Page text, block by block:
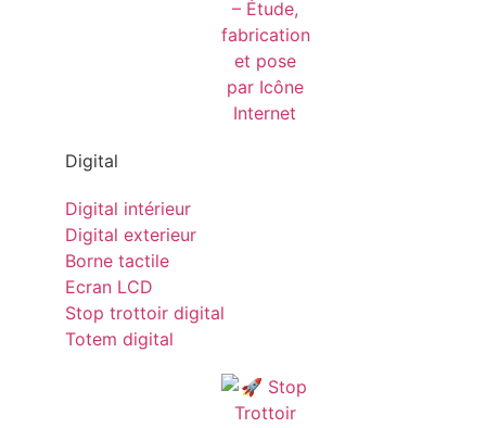
Digital
Digital intérieur
Digital exterieur
Borne tactile
Ecran LCD
Stop trottoir digital
Totem digital